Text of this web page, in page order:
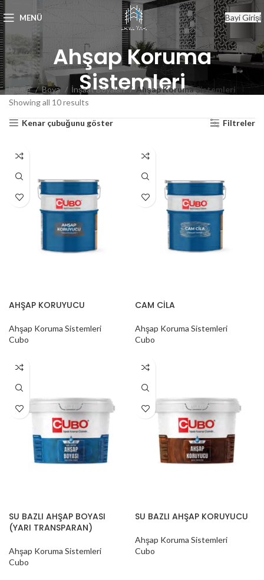
MENÜ Bayi Girişi
Ahşap Koruma
Sistemleri
Home Boya İnşaat Boyaları
Ahşap Koruma Sistemleri
Showing all 10 results
Kenar çubuğunu göster Filtreler
AHŞAP KORUYUCU
Ahşap Koruma Sistemleri
Cubo
CAM CİLA
Ahşap Koruma Sistemleri
Cubo
SU BAZLI AHŞAP BOYASI
(YARI TRANSPARAN)
Ahşap Koruma Sistemleri
Cubo
SU BAZLI AHŞAP KORUYUCU
Ahşap Koruma Sistemleri
Cubo